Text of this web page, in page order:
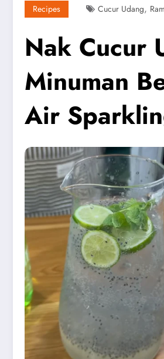
Recipes Cucur Udang,
Nak Cucur
Minuman
Air